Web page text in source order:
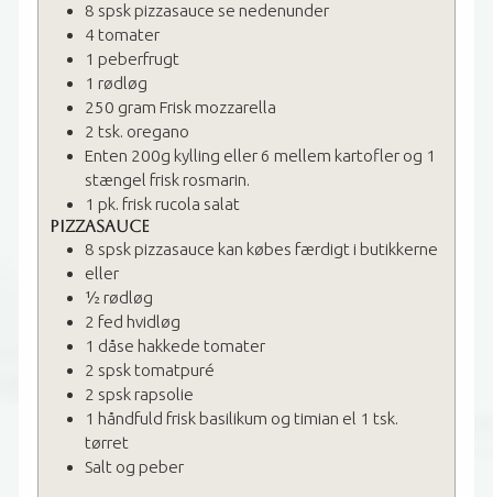
8 spskpizzasauce se nedenunder
4tomater
1 peberfrugt
1 rødløg
250 gram Frisk mozzarella
2 tsk. oregano
Enten 200g kylling eller 6 mellem kartofler og 1
stængel frisk rosmarin.
1 pk. frisk rucola salat
Pizzasauce
8 spskpizzasauce kan købes færdigt i butikkerne
eller
½ rødløg
2 fed hvidløg
1 dåse hakkede tomater
2 spsktomatpuré
2 spskrapsolie
1 håndfuld frisk basilikum og timian el 1 tsk.
tørret
Salt og peber